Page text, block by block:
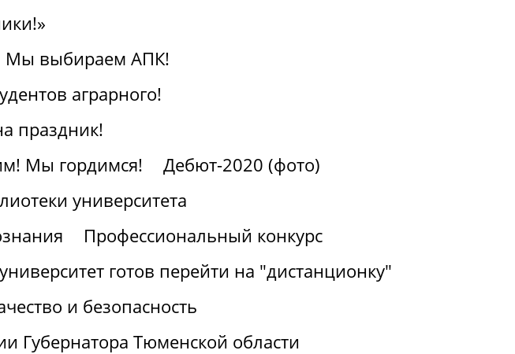
Мы выбираем АПК!
аграрного!
праздник!
Мы гордимся!
Дебют-2020 (фото)
университета
Профессиональный конкурс
готов перейти на "дистанционку"
и безопасность
Губернатора Тюменской области